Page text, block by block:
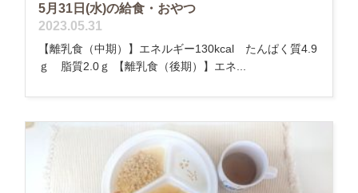
5月31日(水)の給食・おやつ
2023.05.31
【離乳食（中期）】エネルギー130kcal たんぱく質4.9
ｇ 脂質2.0ｇ 【離乳食（後期）】エネ...